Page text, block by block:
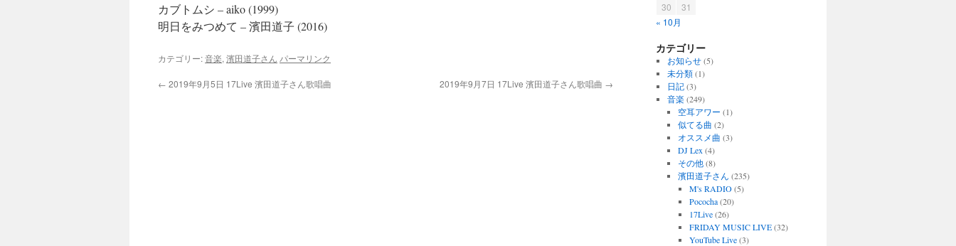
カブトムシ – aiko (1999)
明日をみつめて – 濱田道子 (2016)
カテゴリー:音楽, 濱田道子さん パーマリンク
← 2019年9月5日 17Live 濱田道子さん歌唱曲 2019年9月7日 17Live 濱田道子さん歌唱曲 →
30
31
« 10月
カテゴリー
お知らせ(5)
未分類(1)
日記(3)
音楽(249)
空耳アワー (1)
似てる曲 (2)
オススメ曲 (3)
DJ Lex (4)
その他(8)
濱田道子さん (235)
M's RADIO(5)
Pococha(20)
17Live(26)
FRIDAY MUSIC LIVE(32)
YouTube Live(3)